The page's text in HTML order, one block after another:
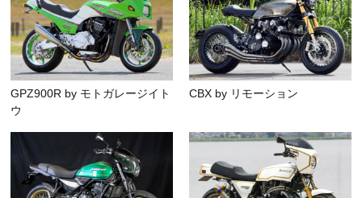
GPZ900R by モトガレージイト
ウ
CBX by リモーション